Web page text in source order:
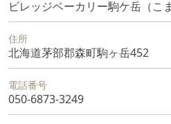
ビレッジベーカリー駒ケ岳（こ
住所
北海道茅部郡森町駒ヶ岳452
電話番号
050‐6873-3249